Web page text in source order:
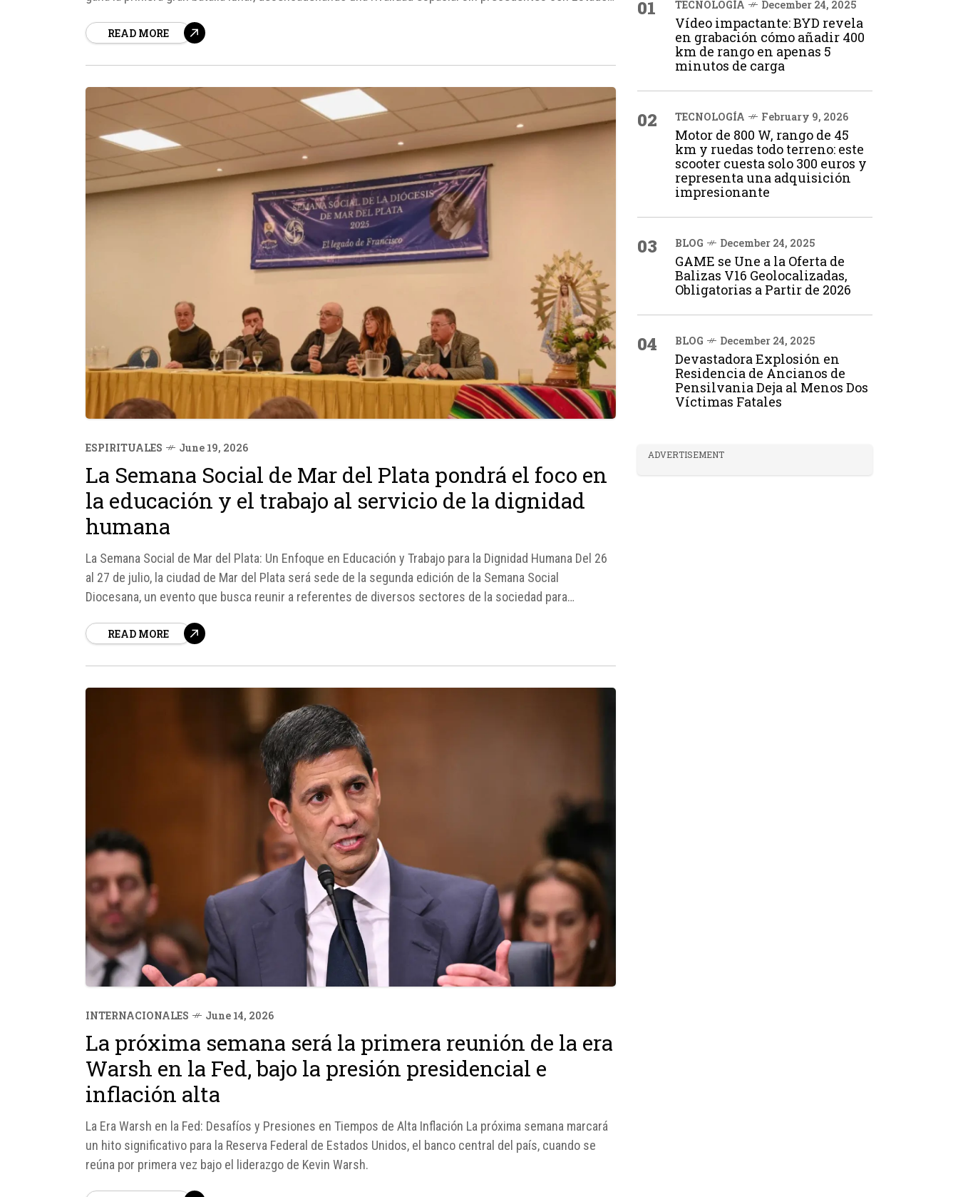
READ MORE
ESPIRITUALES June 19, 2026
La Semana Social de Mar del Plata pondrá el foco en
la educación y el trabajo al servicio de la dignidad
humana
La Semana Social de Mar del Plata: Un Enfoque en Educación y Trabajo para la Dignidad Humana Del 26
al 27 de julio, la ciudad de Mar del Plata será sede de la segunda edición de la Semana Social
Diocesana, un evento que busca reunir a referentes de diversos sectores de la sociedad para
READ MORE
INTERNACIONALES June 14, 2026
La próxima semana será la primera reunión de la era
Warsh en la Fed, bajo la presión presidencial e
inflación alta
La Era Warsh en la Fed: Desafíos y Presiones en Tiempos de Alta Inflación La próxima semana marcará
un hito significativo para la Reserva Federal de Estados Unidos, el banco central del país, cuando se
reúna por primera vez bajo el liderazgo de Kevin Warsh.
01 TECNOLOGÍA December 24, 2025
Vídeo impactante: BYD revela
en grabación cómo añadir 400
km de rango en apenas 5
minutos de carga
02 TECNOLOGÍA February 9, 2026
Motor de 800 W, rango de 45
km y ruedas todo terreno: este
scooter cuesta solo 300 euros y
representa una adquisición
impresionante
03 BLOG December 24, 2025
GAME se Une a la Oferta de
Balizas V16 Geolocalizadas,
Obligatorias a Partir de 2026
04 BLOG December 24, 2025
Devastadora Explosión en
Residencia de Ancianos de
Pensilvania Deja al Menos Dos
Víctimas Fatales
ADVERTISEMENT